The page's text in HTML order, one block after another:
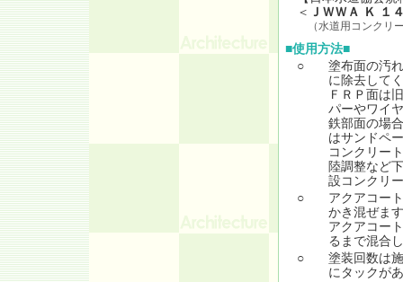
＜ ＪＷＷＡ Ｋ １
（水道用コンクリ
■使用方法■
○
塗布面の汚
に除去して
ＦＲＰ面は
パーやワイ
鉄部面の場
はサンドペ
コンクリー
陸調整など
設コンクリ
○
アクアコー
かき混ぜま
アクアコー
るまで混合
○
塗装回数は
にタックが